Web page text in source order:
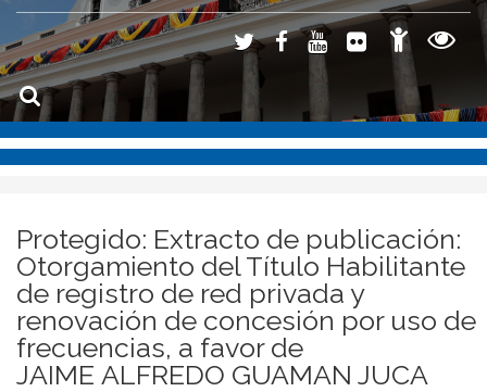
Protegido: Extracto de publicación:
Otorgamiento del Título Habilitante
de registro de red privada y
renovación de concesión por uso de
frecuencias, a favor de
JAIME ALFREDO GUAMAN JUCA